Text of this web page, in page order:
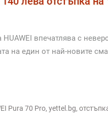
впечатлява с
на един от най-новите
Pura 70 Pro, yettel.bg,